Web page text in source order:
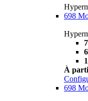
698
À
698